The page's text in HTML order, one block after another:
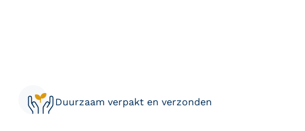
Duurzaam verpakt en verzonden